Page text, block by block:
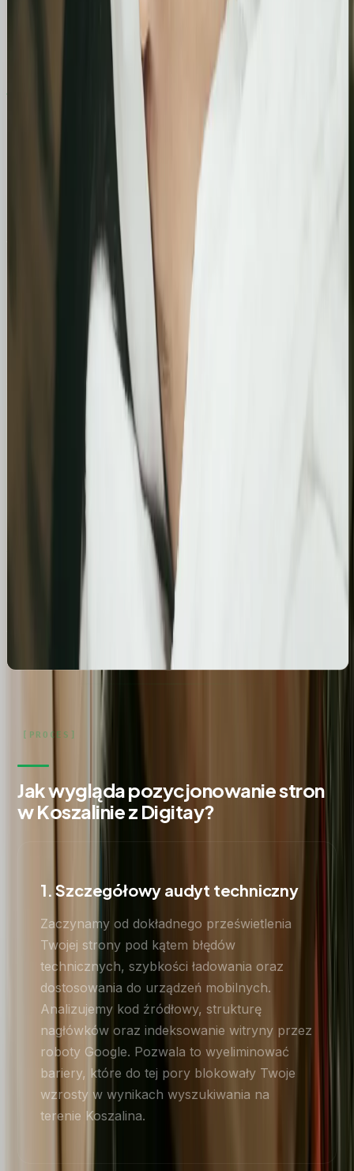
Zobacz, jak pomogliśmy innym
Skokowy wzrost widoczności organicznej:
Zwiększenie kliknięć z Google o 739%
Podsumowanie działań SEO za jeden bardzo mocny
miesiąc. Strona zanotowała kilkukrotny wzrost w
liczbie kliknięć i wyświetleń, potwierdzając
skuteczność wprowadzonych poprawek
technicznych i treściowych.
Optymalizacja wizytówki Google i pozycjonowanie
lokalne salonu Bling&Bliss
Szczegółowa optymalizacja wizytówki Google
Business Profile dla gabinetu piercingu i zabiegów
estetycznych z ukierunkowaniem na kluczowe frazy
Kosmetolog Rosanna
Profesjonalny profil Google i pozycjonowanie lokalne
salonu kosmetologicznego
Zbudowanie i optymalizacja wizytówki Google dla
gabinetu kosmetologicznego Rosanna. Pełne
wdrożenie wizytówki, spójność NAP oraz integracja z
profilami społecznościowymi i stroną www.
Jak wygląda pozycjonowanie stron
w Koszalinie z Digitay?
1. Szczegółowy audyt techniczny
Zaczynamy od dokładnego prześwietlenia
Twojej strony pod kątem błędów
technicznych, szybkości ładowania oraz
dostosowania do urządzeń mobilnych.
Analizujemy kod źródłowy, strukturę
nagłówków oraz indeksowanie witryny przez
roboty Google. Pozwala to wyeliminować
bariery, które do tej pory blokowały Twoje
wzrosty w wynikach wyszukiwania na
terenie Koszalina.